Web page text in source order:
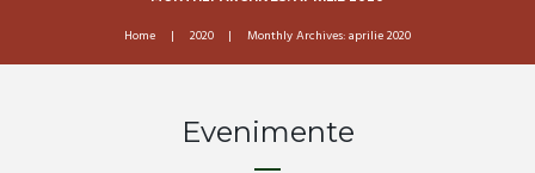
Home 2020 Monthly Archives: aprilie 2020
Evenimente